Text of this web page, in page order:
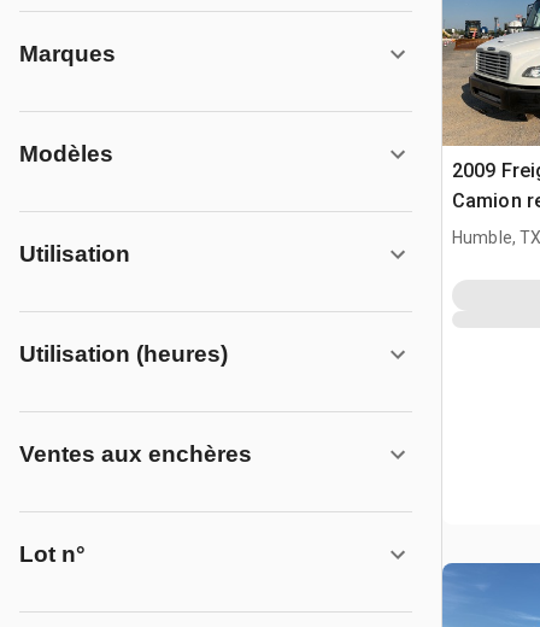
Marques
Modèles
Utilisation
Utilisation (heures)
Ventes aux enchères
Lot n°
2009
Camion
Humble,